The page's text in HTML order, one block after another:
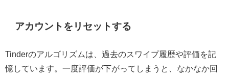
アカウントをリセットする
Tinderのアルゴリズムは、過去のスワイプ履歴や評価を記
憶しています。一度評価が下がってしまうと、なかなか回